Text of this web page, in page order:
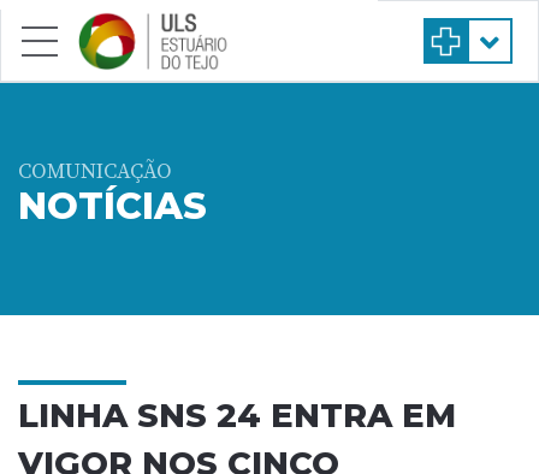
Saltar para conteúdo principal
COMUNICAÇÃO
NOTÍCIAS
LINHA SNS 24 ENTRA EM
VIGOR NOS CINCO